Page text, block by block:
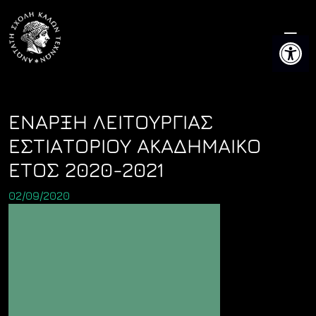
content
ΕΝΑΡΞΗ ΛΕΙΤΟΥΡΓΙΑΣ
ΕΣΤΙΑΤΟΡΙΟΥ ΑΚΑΔΗΜΑΙΚΟ
ΕΤΟΣ 2020-2021
02/09/2020